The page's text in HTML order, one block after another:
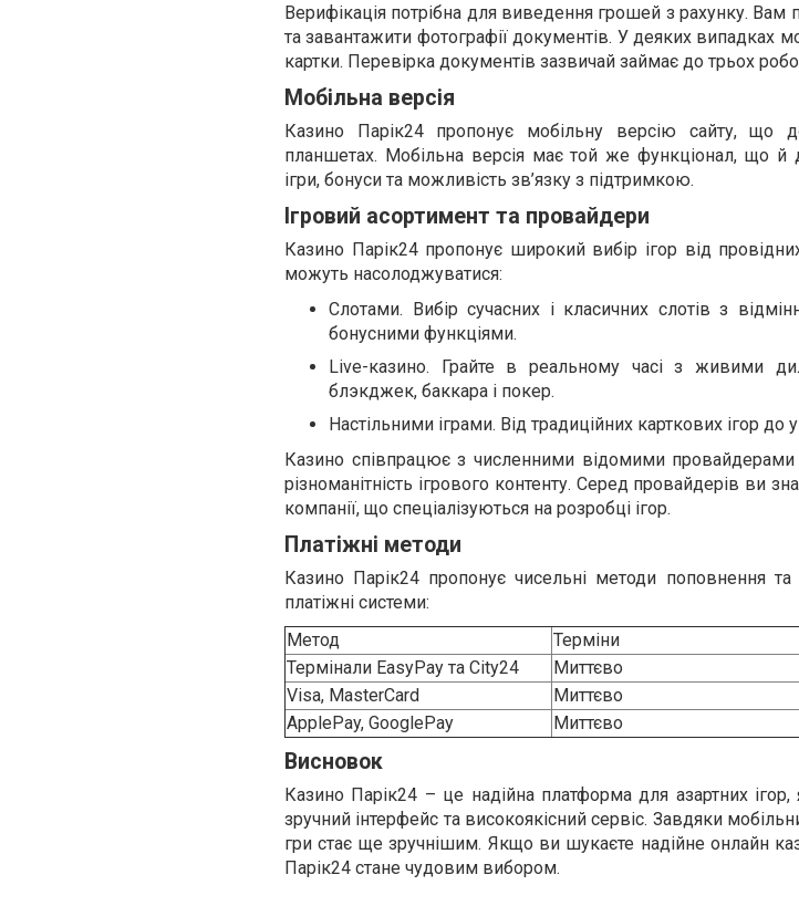
Верифікація потрібна для виведення грошей з рахунку. Вам
та завантажити фотографії документів. У деяких випадках
картки. Перевірка документів зазвичай займає до трьох
Мобільна версія
Казино Парік24 пропонує мобільну версію сайту, що
планшетах. Мобільна версія має той же функціонал, що й
ігри, бонуси та можливість зв’язку з підтримкою.
Ігровий асортимент та провайдери
Казино Парік24 пропонує широкий вибір ігор від
можуть насолоджуватися:
Слотами. Вибір сучасних і класичних слотів з
бонусними функціями.
Live-казино. Грайте в реальному часі з живими
блэкджек, баккара і покер.
Настільними іграми. Від традиційних карткових ігор до
Казино співпрацює з численними відомими провайдерами
різноманітність ігрового контенту. Серед провайдерів ви
компанії, що спеціалізуються на розробці ігор.
Платіжні методи
Казино Парік24 пропонує чисельні методи поповнення
платіжні системи:
Метод
Терміни
Термінали EasyPay та City24
Миттєво
Visa, MasterCard
Миттєво
ApplePay, GooglePay
Миттєво
Висновок
Казино Парік24 – це надійна платформа для азартних
зручний інтерфейс та високоякісний сервіс. Завдяки
гри стає ще зручнішим. Якщо ви шукаєте надійне онлайн
Парік24 стане чудовим вибором.